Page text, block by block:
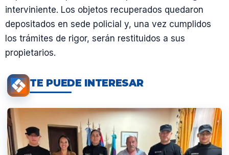
interviniente. Los objetos recuperados quedaron
depositados en sede policial y, una vez cumplidos
los trámites de rigor, serán restituidos a sus
propietarios.
TE PUEDE INTERESAR